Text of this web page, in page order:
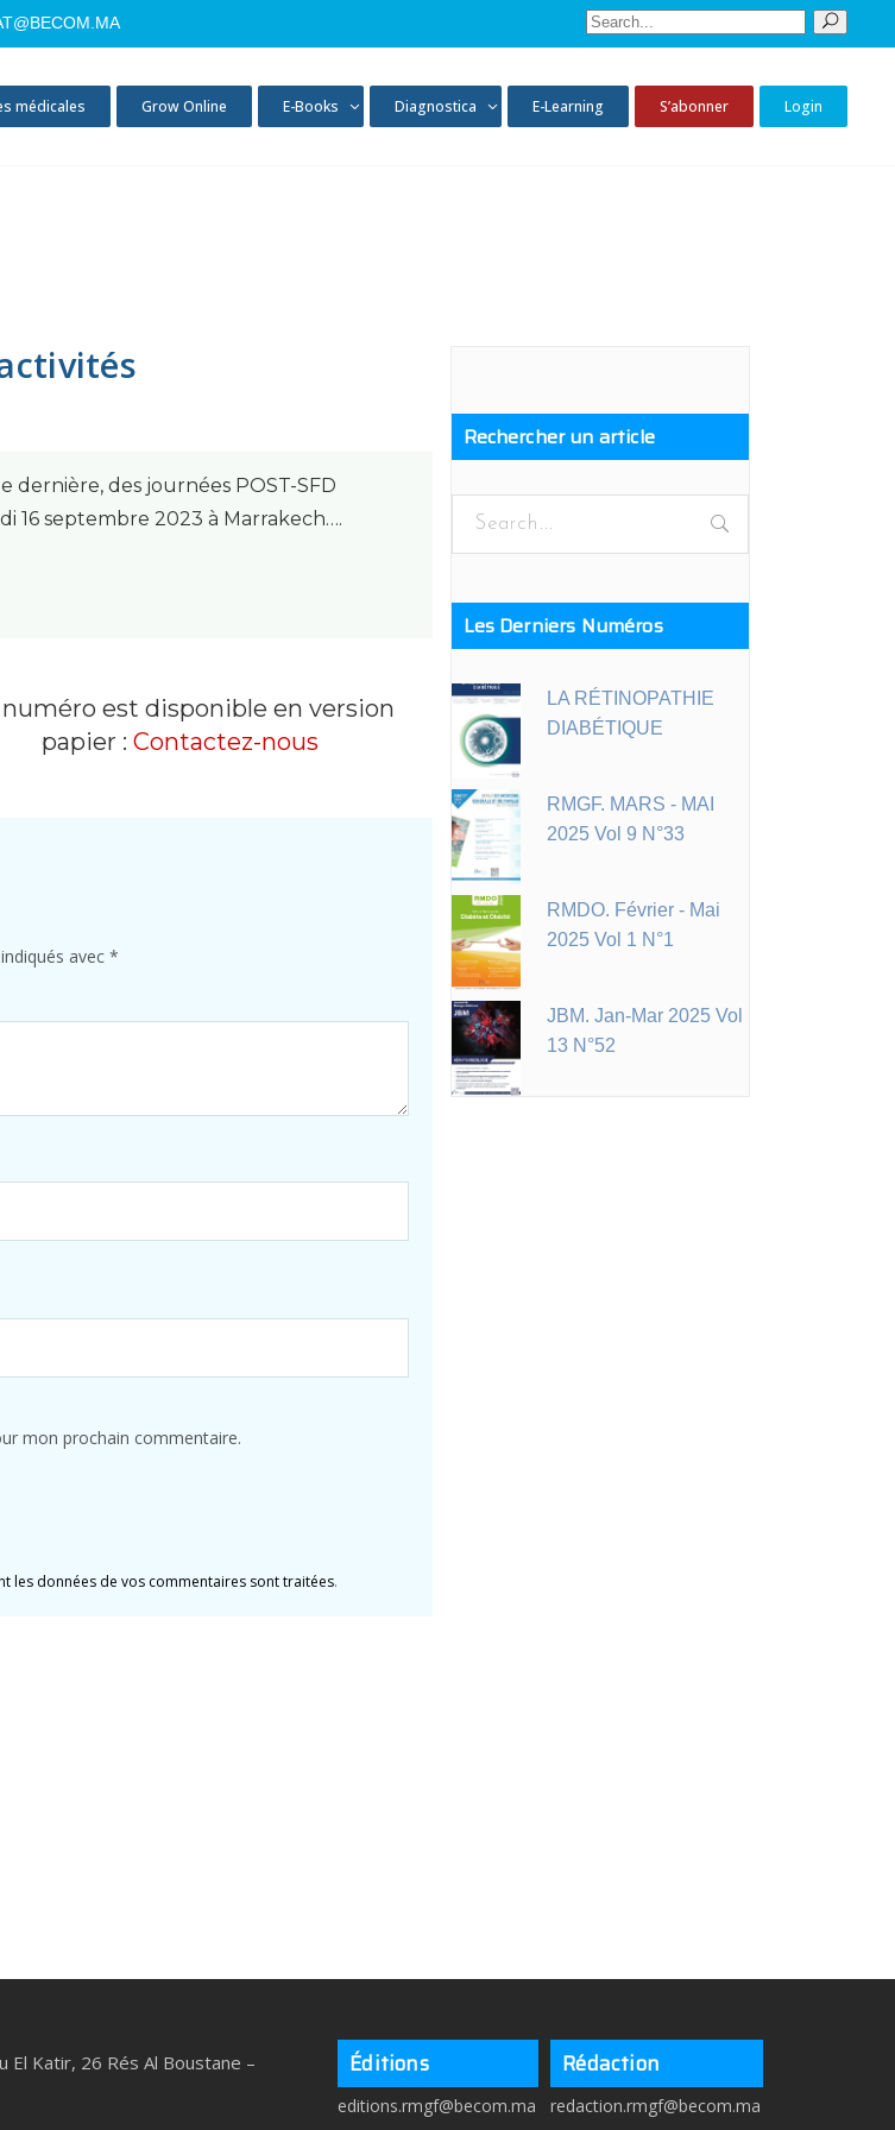
médicales Grow Online E-Books Diagnostica E-Learning S’abonner Login
dernière, des journées POST-SFD
16 septembre 2023 à Marrakech….
numéro est disponible en version
papier :Contactez-nous
avec *
mon prochain commentaire.
les données de vos commentaires sont traitées.
Rechercher un article
Search
Les Derniers Numéros
LA RÉTINOPATHIE
DIABÉTIQUE
RMGF. MARS - MAI
2025 Vol 9 N°33
RMDO. Février - Mai
2025 Vol 1 N°1
JBM. Jan-Mar 2025 Vol
13 N°52
El Katir, 26 Rés Al Boustane –
Éditions
editions.rmgf@becom.ma
Rédaction
redaction.rmgf@becom.ma